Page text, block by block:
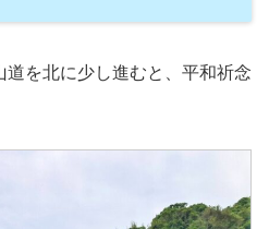
を北に少し進むと、平和祈念